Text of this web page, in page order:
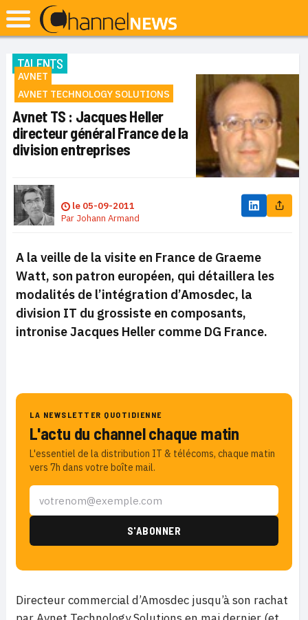
TALENTS
AVNET
AVNET TECHNOLOGY SOLUTIONS
Avnet TS : Jacques Heller
directeur général France de la
division entreprises
le 05-09-2011
Par Johann Armand
A la veille de la visite en France de Graeme
Watt, son patron européen, qui détaillera les
modalités de l’intégration d’Amosdec, la
division IT du grossiste en composants,
intronise Jacques Heller comme DG France.
LA NEWSLETTER QUOTIDIENNE
L'actu du channel chaque matin
L'essentiel de la distribution IT & télécoms, chaque matin
vers 7h dans votre boîte mail.
Directeur commercial d’Amosdec jusqu’à son rachat